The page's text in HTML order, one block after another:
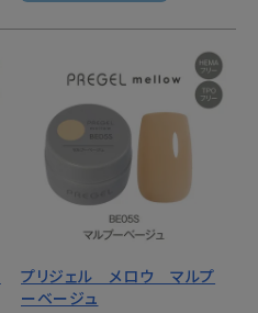
プリジェル メロウ マルプ
ーベージュ